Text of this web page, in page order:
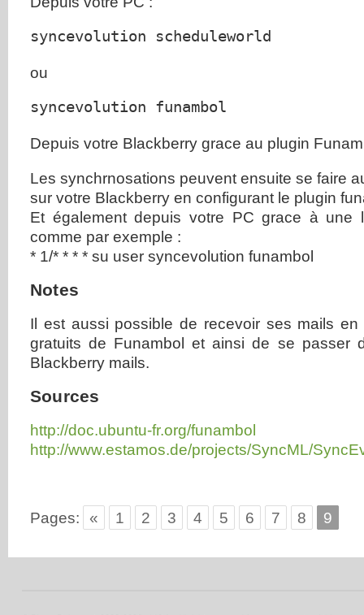
syncevolution scheduleworld
ou
syncevolution funambol
Depuis votre Blackberry grace au plugin
Les synchrnosations peuvent ensuite se faire
sur votre Blackberry en configurant le plugin
Et également depuis votre PC grace à une
comme par exemple :
* 1/* * * * su user syncevolution funambol
Notes
Il est aussi possible de recevoir ses mails
gratuits de Funambol et ainsi de se passer
Blackberry mails.
Sources
http://doc.ubuntu-fr.org/funambol
http://www.estamos.de/projects/SyncML/
Pages: « 1 2 3 4 5 6 7 8 9